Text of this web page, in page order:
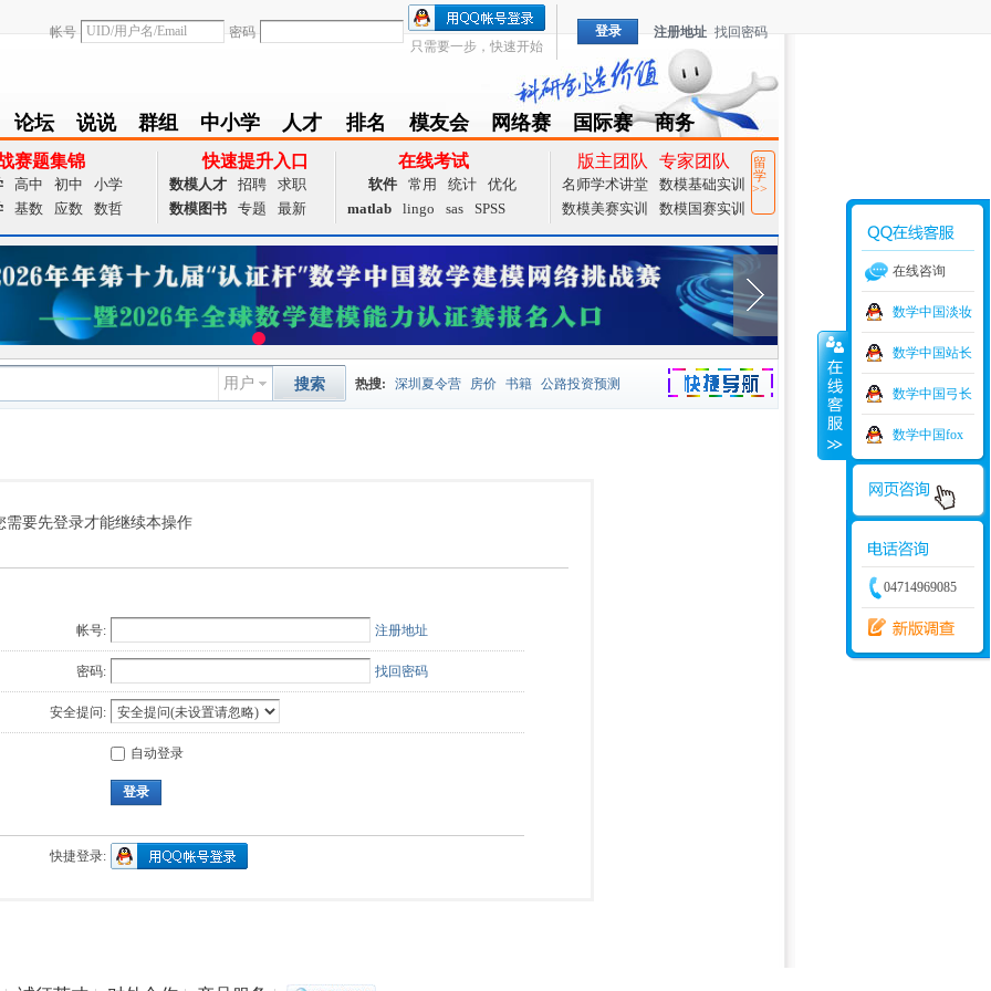
帐号
密码
只需要一步，快速开始
登录 注册地址 找回密码
论坛
BBS
说说
Follow
群组
group
中小学
zxx
人才
achieve
排名
Ranklist
模友会
Club
网络赛
TZMCM
国际赛
CAMCM
商务
Special
赛题集锦
高中 初中
小学
基数 应数 数哲
快速提升入口
数模人才 招聘
求职
数模图书
专题 最新
在线考试
软件 常用 统计
优化
matlab
lingo sas SPSS
版主团队 专家团队
名师学术讲堂
数模基础实训
数模美赛实训
数模国赛实训
留
学
>>
捷导航
用户 搜索 热搜: 深圳夏令营 房价 书籍 公路投资预测
需要先登录才能继续本操作
帐号: 注册地址
密码: 找回密码
安全提问:
自动登录
登录
快捷登录:
在线咨询
数学中国淡妆
数学中国站长
数学中国弓长
数学中国fox
04714969085